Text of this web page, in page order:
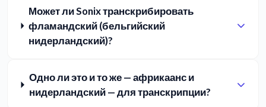
Может ли Sonix транскрибировать
фламандский (бельгийский
нидерландский)?
Одно ли это и то же — африкаанс и
нидерландский — для транскрипции?